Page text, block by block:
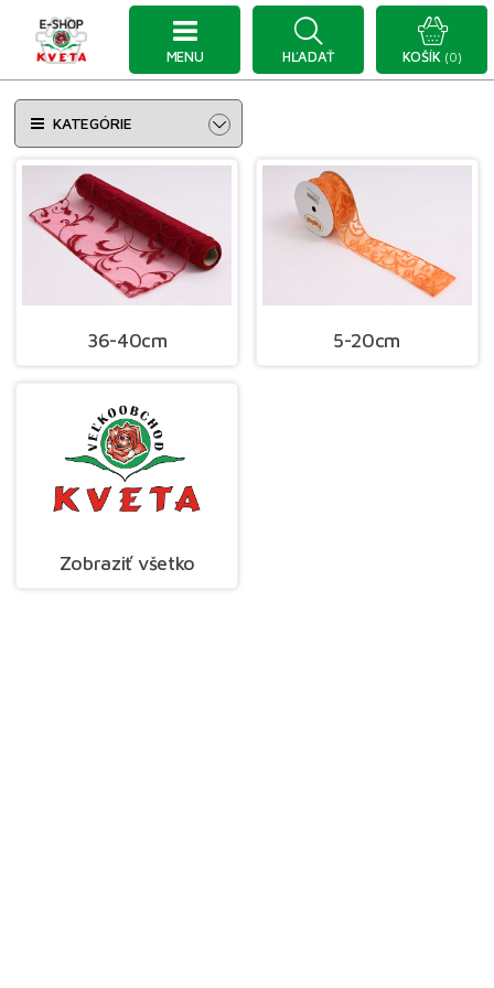
MENU HĽADAŤ KOŠÍK (0)
KATEGÓRIE
36-40cm 5-20cm
Zobraziť všetko